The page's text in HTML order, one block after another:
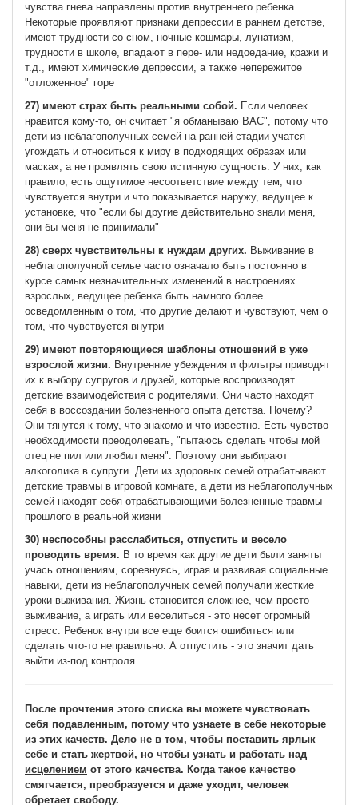
чувства гнева направлены против внутреннего ребенка.
Некоторые проявляют признаки депрессии в раннем детстве,
имеют трудности со сном, ночные кошмары, лунатизм,
трудности в школе, впадают в пере- или недоедание, кражи и
т.д., имеют химические депрессии, а также непережитое
"отложенное" горе
27) имеют страх быть реальными собой. Если человек
нравится кому-то, он считает "я обманываю ВАС", потому что
дети из неблагополучных семей на ранней стадии учатся
угождать и относиться к миру в подходящих образах или
масках, а не проявлять свою истинную сущность. У них, как
правило, есть ощутимое несоответствие между тем, что
чувствуется внутри и что показывается наружу, ведущее к
установке, что "если бы другие действительно знали меня,
они бы меня не принимали"
28) сверх чувствительны к нуждам других. Выживание в
неблагополучной семье часто означало быть постоянно в
курсе самых незначительных изменений в настроениях
взрослых, ведущее ребенка быть намного более
осведомленным о том, что другие делают и чувствуют, чем о
том, что чувствуется внутри
29) имеют повторяющиеся шаблоны отношений в уже
взрослой жизни. Внутренние убеждения и фильтры приводят
их к выбору супругов и друзей, которые воспроизводят
детские взаимодействия с родителями. Они часто находят
себя в воссоздании болезненного опыта детства. Почему?
Они тянутся к тому, что знакомо и что известно. Eсть чувство
необходимости преодолевать, "пытаюсь сделать чтобы мой
отец не пил или любил меня". Поэтому они выбирают
алкоголика в супруги. Дети из здоровых семей отрабатывают
детские травмы в игровой комнате, а дети из неблагополучных
семей находят себя отрабатывающими болезненные травмы
прошлого в реальной жизни
30) неспособны расслабиться, отпустить и весело
проводить время. В то время как другие дети были заняты
учась отношениям, соревнуясь, играя и развивая социальные
навыки, дети из неблагополучных семей получали жесткие
уроки выживания. Жизнь становится сложнее, чем просто
выживание, а играть или веселиться - это несет огромный
стресс. Ребенок внутри все еще боится ошибиться или
сделать что-то неправильно. А отпустить - это значит дать
выйти из-под контроля
После прочтения этого списка вы можете чувствовать
себя подавленным, потому что узнаете в себе некоторые
из этих качеств. Дело не в том, чтобы поставить ярлык
себе и стать жертвой, но чтобы узнать и работать над
исцелением от этого качества. Когда такое качество
смягчается, преобразуется и даже уходит, человек
обретает свободу.